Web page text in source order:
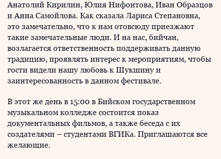
Анатолий Кирилин, Юлия Нифонтова, Иван Образцов
и Анна Самойлова. Как сказала Лариса Степановна,
это замечательно, что к нам отовсюду приезжают
такие замечательные люди. И на нас, бийчан,
возлагается ответственность поддерживать данную
традицию, проявлять интерес к мероприятиям, чтобы
гости видели нашу любовь к Шукшину и
заинтересованность в данном фестивале.
В этот же день в 15:00 в Бийском государственном
музыкальном колледже состоится показ
документальных фильмов, а также беседа с их
создателями – студентами ВГИКа. Приглашаются все
желающие.